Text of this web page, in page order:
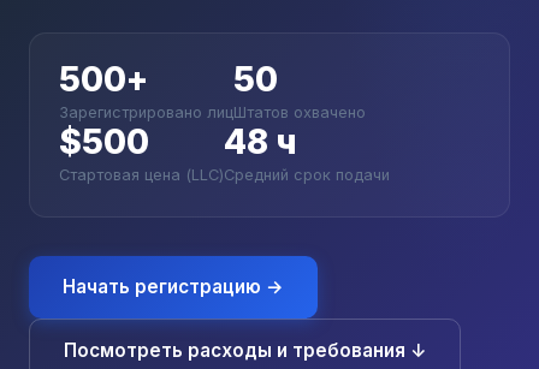
500+
Зарегистрировано лиц
50
Штатов охвачено
$500
Стартовая цена (LLC)
48 ч
Средний срок подачи
Начать регистрацию →
Посмотреть расходы и требования ↓